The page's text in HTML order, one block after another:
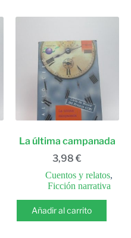
La última campanada
3,98€
Cuentos y relatos,
Ficción narrativa
Añadir al carrito